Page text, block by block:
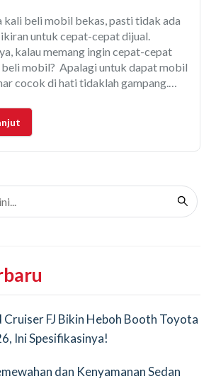
kali beli mobil bekas, pasti tidak ada
untuk cepat-cepat dijual.
kalau memang ingin cepat-cepat
beli mobil? Apalagi untuk dapat mobil
cocok di hati tidaklah gampang.
tertentu yang gak bisa dihindari
Cruiser FJ Bikin Heboh Booth Toyota
Ini Spesifikasinya!
dan Kenyamanan Sedan